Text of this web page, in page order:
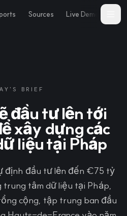
Sources Live Demo
BRIEF
đầu tư lên tới
xây dựng các
liệu tại Pháp
định đầu tư lên đến €75 tỷ
trung tâm dữ liệu tại Pháp,
cộng, tập trung ban đầu